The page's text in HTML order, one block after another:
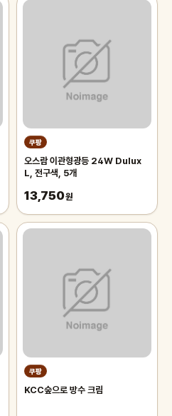
쿠팡
오스람 이관형광등 24W Dulux
L, 전구색, 5개
13,750원
쿠팡
KCC숲으로 방수 크림